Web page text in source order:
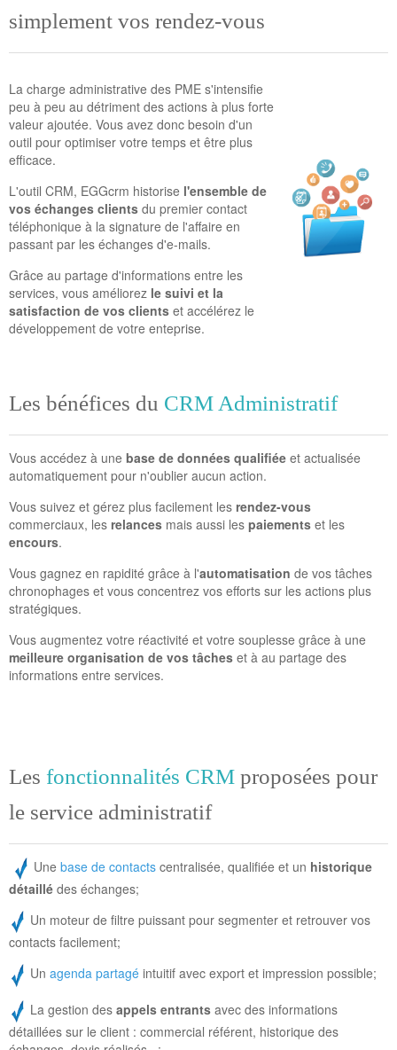
simplement vos rendez-vous
La charge administrative des PME s'intensifie
peu à peu au détriment des actions à plus forte
valeur ajoutée. Vous avez donc besoin d'un
outil pour optimiser votre temps et être plus
efficace.
L'outil CRM, EGGcrm historise l'ensemble de
vos échanges clients du premier contact
téléphonique à la signature de l'affaire en
passant par les échanges d'e-mails.
Grâce au partage d'informations entre les
services, vous améliorez le suivi et la
satisfaction de vos clients et accélérez le
développement de votre enteprise.
Les bénéfices du CRM Administratif
Vous accédez à une base de données qualifiée et actualisée
automatiquement pour n'oublier aucun action.
Vous suivez et gérez plus facilement les rendez-vous
commerciaux, les relances mais aussi les paiements et les
encours.
Vous gagnez en rapidité grâce à l'automatisation de vos tâches
chronophages et vous concentrez vos efforts sur les actions plus
stratégiques.
Vous augmentez votre réactivité et votre souplesse grâce à une
meilleure organisation de vos tâches et à au partage des
informations entre services.
Les fonctionnalités CRM proposées pour
le service administratif
Une base de contacts centralisée, qualifiée et un historique
détaillé des échanges;
Un moteur de filtre puissant pour segmenter et retrouver vos
contacts facilement;
Un agenda partagé intuitif avec export et impression possible;
La gestion des appels entrants avec des informations
détaillées sur le client : commercial référent, historique des